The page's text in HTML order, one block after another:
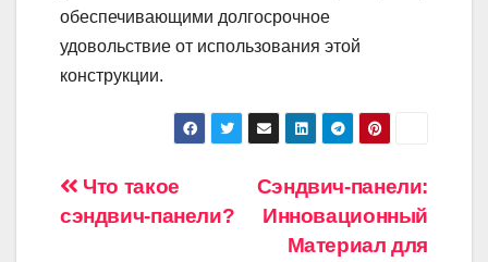
обеспечивающими долгосрочное
удовольствие от использования этой
конструкции.
Навигация
по
Сэндвич-панели:
Инновационный
Материал для
Что такое
сэндвич-панели?